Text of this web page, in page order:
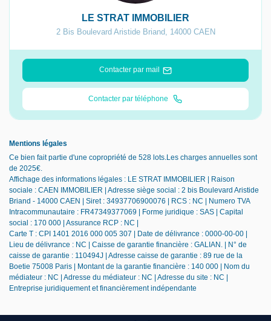
LE STRAT IMMOBILIER
2 Bis Boulevard Aristide Briand, 14000 CAEN
Contacter par mail
Contacter par téléphone
Mentions légales
Ce bien fait partie d'une copropriété de 528 lots.Les charges annuelles sont
de 2025€.
Affichage des informations légales : LE STRAT IMMOBILIER | Raison
sociale : CAEN IMMOBILIER | Adresse siège social : 2 bis Boulevard Aristide
Briand - 14000 CAEN | Siret : 34937706900076 | RCS : NC | Numero TVA
Intracommunautaire : FR47349377069 | Forme juridique : SAS | Capital
social : 170 000 | Assurance RCP : NC |
Carte T : CPI 1401 2016 000 005 307 | Date de délivrance : 0000-00-00 |
Lieu de délivrance : NC | Caisse de garantie financière : GALIAN. | N° de
caisse de garantie : 110494J | Adresse caisse de garantie : 89 rue de la
Boetie 75008 Paris | Montant de la garantie financière : 140 000 | Nom du
médiateur : NC | Adresse du médiateur : NC | Adresse du site : NC |
Entreprise juridiquement et financièrement indépendante